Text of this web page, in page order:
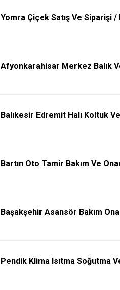
Yomra Çiçek Satış Ve Siparişi /
Afyonkarahisar Merkez Balık
Balıkesir Edremit Halı Koltuk
Bartın Oto Tamir Bakım Ve
Başakşehir Asansör Bakım
Pendik Klima Isıtma Soğutma